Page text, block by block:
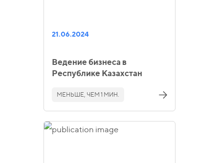
21.06.2024
Ведение бизнеса в
Республике Казахстан
МЕНЬШЕ, ЧЕМ 1 МИН.